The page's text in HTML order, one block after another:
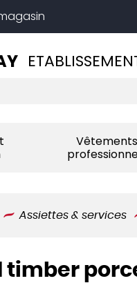
Vêtements
Assiettes & services